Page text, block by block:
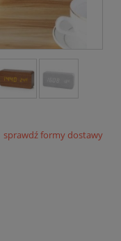
płatności
sprawdź formy dostawy